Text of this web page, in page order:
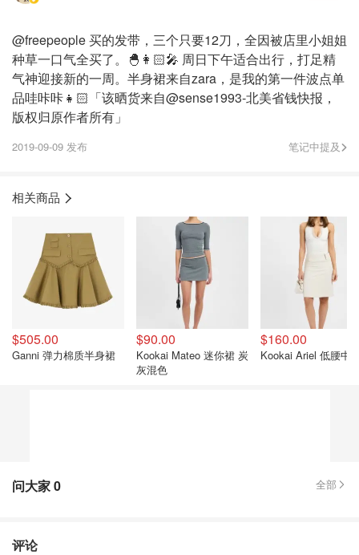
@freepeople 买的发带，三个只要12刀，全因被店里小姐姐
种草一口气全买了。🐣👩🏻‍🎤 周日下午适合出行，打足精
气神迎接新的一周。半身裙来自zara，是我的第一件波点单
品哇咔咔👧🏻「该晒货来自@sense1993-北美省钱快报，
版权归原作者所有」
2019-09-09 发布 笔记中提及
相关商品
$505.00
Ganni 弹力棉质半身裙
$90.00
Kookai Mateo 迷你裙 炭
灰混色
$160.00
Kookai Ariel 低腰中
问大家0 全部
评论